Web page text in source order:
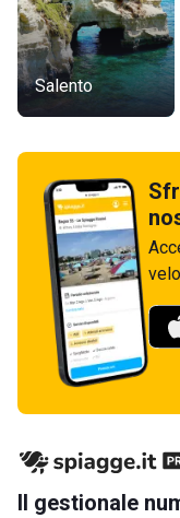
Salento
Il gestionale